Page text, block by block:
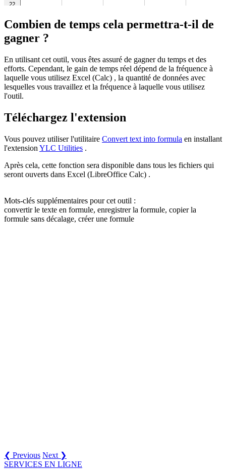
Combien de temps cela permettra-t-il de
gagner ?
En utilisant cet outil, vous êtes assuré de gagner du temps et des
efforts. Cependant, le gain de temps réel dépend de la fréquence à
laquelle vous utilisez Excel (Calc) , la quantité de données avec
lesquelles vous travaillez et la fréquence à laquelle vous utilisez
l'outil.
Téléchargez l'extension
Vous pouvez utiliser l'utilitaire Convert text into formula en installant
l'extension YLC Utilities .
Après cela, cette fonction sera disponible dans tous les fichiers qui
seront ouverts dans Excel (LibreOffice Calc) .
Mots-clés supplémentaires pour cet outil :
convertir le texte en formule, enregistrer la formule, copier la
formule sans décalage, créer une formule
❮ Previous Next ❯
SERVICES EN LIGNE